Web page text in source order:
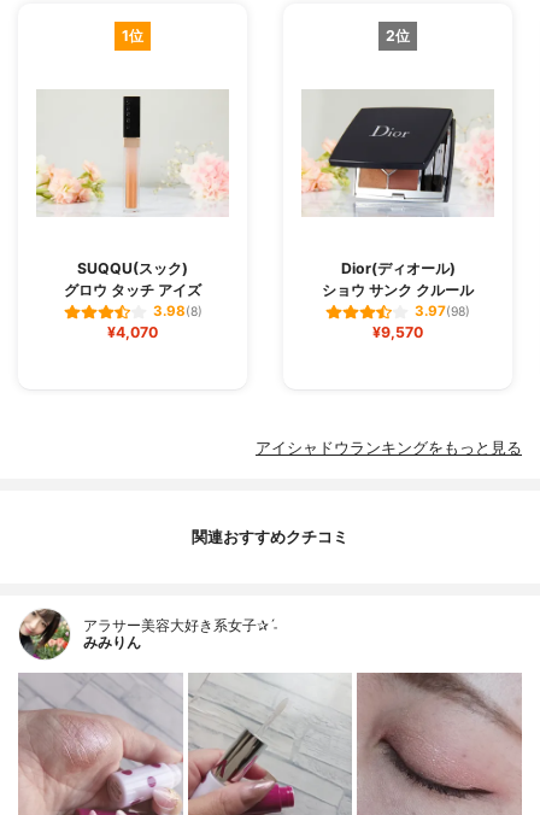
1位
SUQQU(スック)
グロウ タッチ アイズ
3.98(8)
¥4,070
2位
Dior(ディオール)
ショウ サンク クルール
3.97(98)
¥9,570
アイシャドウランキングをもっと見る
関連おすすめクチコミ
アラサー美容大好き系女子✰ˊ˗
みみりん